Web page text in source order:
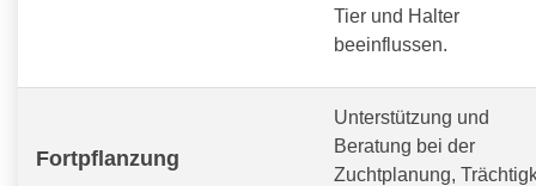
Tier und Halter
beeinflussen.
Fortpflanzung
Unterstützung und
Beratung bei der
Zuchtplanung,